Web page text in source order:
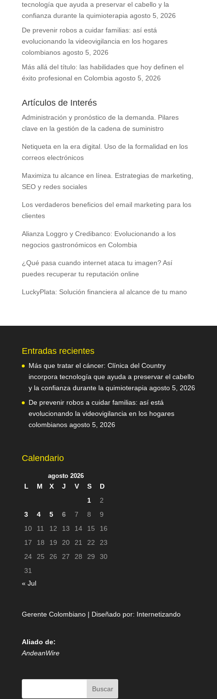
tecnología que ayuda a preservar el cabello y la
confianza durante la quimioterapia agosto 5, 2026
De prevenir robos a cuidar familias: así está
evolucionando la videovigilancia en los hogares
colombianos agosto 5, 2026
Más allá del título: las habilidades que hoy definen el
éxito profesional en Colombia agosto 5, 2026
Artículos de Interés
Administración y pronóstico de la demanda. Pilares
clave en la gestión de la cadena de suministro
Netiqueta en la era digital. Uso de la formalidad en los
correos electrónicos
Maximiza tu alcance en línea. Estrategias de marketing,
SEO y redes sociales
Los verdaderos beneficios del email marketing para los
clientes
Alianza Loggro y Credibanco: Evolucionando a los
negocios gastronómicos en Colombia
¿Qué pasa cuando internet ataca tu imagen? Así
puedes recuperar tu reputación online
LuckyPlata: Solución financiera al alcance de tu mano
Entradas recientes
Más que tratar el cáncer: Clínica del Country
incorpora tecnología que ayuda a preservar el cabello
y la confianza durante la quimioterapia agosto 5, 2026
De prevenir robos a cuidar familias: así está
evolucionando la videovigilancia en los hogares
colombianos agosto 5, 2026
Calendario
agosto 2026
L M X J V S
D
1
2
3
4 5 6 7 8
9
10
11 12 13 14 15
16
17
18 19 20 21 22
23
24
25 26 27 28 29
30
31
« Jul
Gerente Colombiano | Diseñado por: Internetizando
Aliado de:
AndeanWire